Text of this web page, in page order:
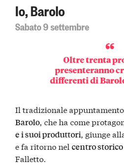
Io, Barolo
Sabato 9 settembre
Oltre trenta
presenteranno
differenti di
Il tradizionale
Barolo, che ha come
e i suoi produttori, giunge
e fa ritorno nelcentro
Falletto.